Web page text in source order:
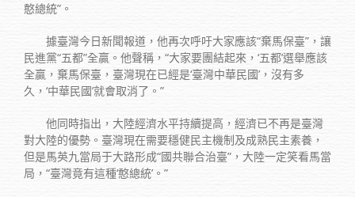
憨總統”。
據臺灣今日新聞報道，他再次呼吁大家應該“棄馬保臺”，讓
民進黨“五都”全贏。他聲稱，“大家要團結起來，‘五都’選舉應該
全贏，棄馬保臺，臺灣現在已經是‘臺灣中華民國’，沒有多
久，‘中華民國’就會取消了。”
他同時指出，大陸經濟水平持續提高，經濟已不再是臺灣
對大陸的優勢。臺灣現在需要穩健民主機制及成熟民主素養，
但是馬英九當局于大路形成“國共聯合治臺”，大陸一定笑看馬當
局，“臺灣竟有這種‘憨總統’。”